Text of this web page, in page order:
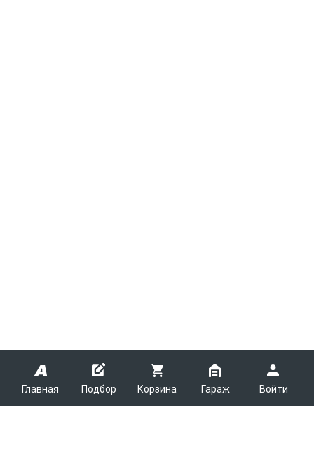
Главная Подбор Корзина Гараж Войти